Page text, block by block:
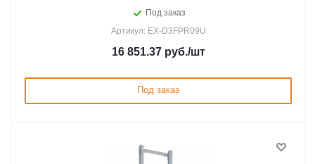
Под заказ
Артикул: EX-D3FPR09U
16 851.37руб./шт
Под заказ